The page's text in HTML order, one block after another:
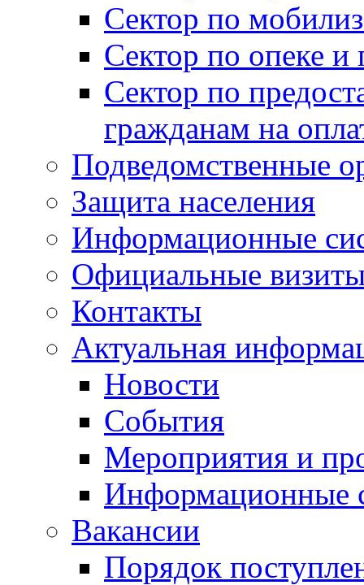
Сектор по
Сектор по опеке и
Сектор по
гражданам на
Подведомственные
Защита населения
Информационные
Официальные
Контакты
Актуальная
Новости
События
Мероприятия и
Информационные
Вакансии
Порядок